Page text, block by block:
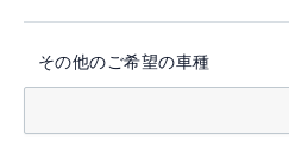
その他のご希望の車種